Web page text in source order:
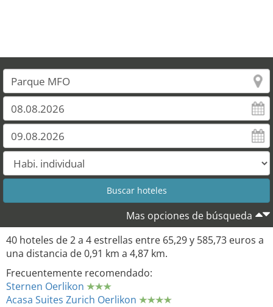
Mas opciones de búsqueda
40 hoteles de 2 a 4 estrellas entre 65,29 y 585,73 euros a
una distancia de 0,91 km a 4,87 km.
Frecuentemente recomendado:
Sternen Oerlikon
Acasa Suites Zurich Oerlikon